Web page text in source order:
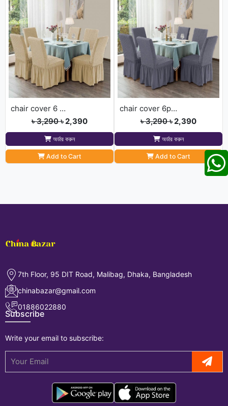
chair cover 6 pis cream
৳ 3,290৳ 2,390
অর্ডার করুন
Add to Cart
chair cover 6pis ash
৳ 3,290৳ 2,390
অর্ডার করুন
Add to Cart
7th Floor, 95 DIT Road, Malibag, Dhaka, Bangladesh
chinabazar@gmail.com
01886022880
Subscribe
Write your email to subscribe: